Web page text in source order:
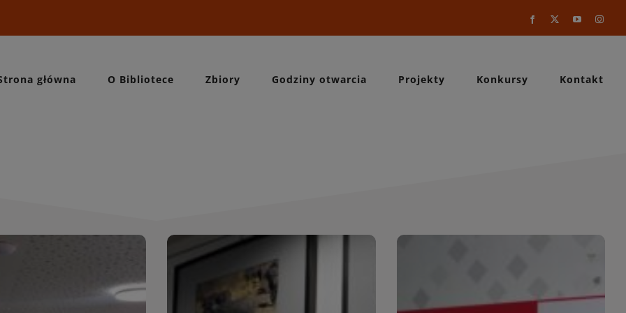
Facebook YouTube
główna O Bibliotece Zbiory Godziny otwarcia Projekty Konkursy Kontakt
Wydarzenia